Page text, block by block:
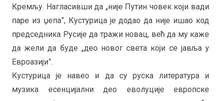
Кремљу. Нагласивши да „није Путин човек који вади
паре из џепа”, Кустурица је додао да није ишао код
председника Русије да тражи новац, већ да му каже
да жели да буде „део новог света који се јавља у
Евроазији”.
Кустурица је навео и да су руска литература и
музика есенцијални део еволуције европске